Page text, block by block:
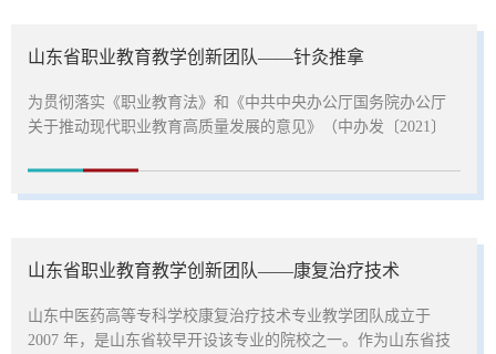
教学团队”。一、守...
山东省职业教育教学创新团队——针灸推拿
为贯彻落实《职业教育法》和《中共中央办公厅国务院办公厅
关于推动现代职业教育高质量发展的意见》（中办发〔2021〕
职业教育创新发展高地的意见》（鲁政发〔2020〕3号）有关要
求，进一步提升全省职业院校教师教育教学水平和改革创新能
专业升级与数字化改...
山东省职业教育教学创新团队——康复治疗技术
山东中医药高等专科学校康复治疗技术专业教学团队成立于
2007 年，是山东省较早开设该专业的院校之一。作为山东省技